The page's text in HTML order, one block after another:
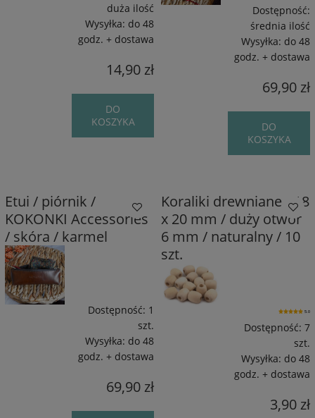
duża ilość
Wysyłka: do 48
godz. + dostawa
14,90 zł
DO
KOSZYKA
Dostępność:
średnia ilość
Wysyłka: do 48
godz. + dostawa
69,90 zł
DO
KOSZYKA
Etui / piórnik /
KOKONKI Accessories
/ skóra / karmel
Dostępność: 1
szt.
Wysyłka: do 48
godz. + dostawa
69,90 zł
Koraliki drewniane / 18
x 20 mm / duży otwór
6 mm / naturalny / 10
szt.
5.0
Dostępność: 7
szt.
Wysyłka: do 48
godz. + dostawa
3,90 zł